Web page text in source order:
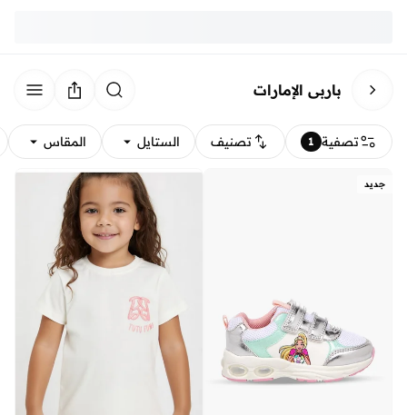
باربي الإمارات
تصفية 1 تصنيف الستايل المقاس
جديد